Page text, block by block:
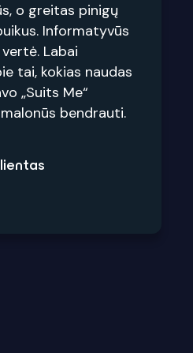
o greitas pinigų
Informatyvūs
Labai
tai, kokias naudas
„Suits Me“
bendrauti.